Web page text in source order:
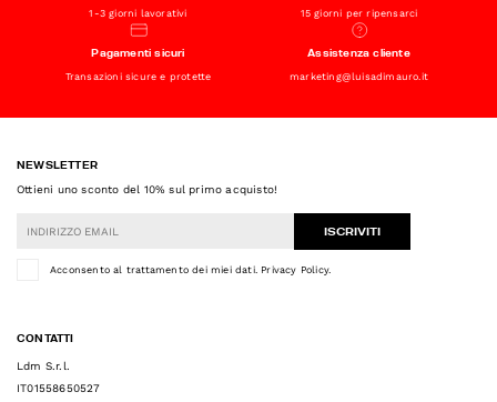
1-3 giorni lavorativi 15 giorni per ripensarci
Pagamenti sicuri
Transazioni sicure e protette
Assistenza cliente
marketing@luisadimauro.it
NEWSLETTER
Ottieni uno sconto del 10% sul primo acquisto!
ISCRIVITI
Acconsento al trattamento dei miei dati. Privacy Policy.
CONTATTI
Ldm S.r.l.
IT01558650527